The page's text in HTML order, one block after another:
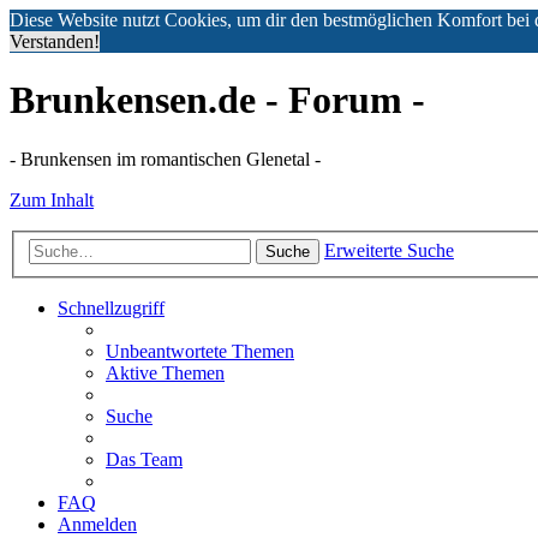
Diese Website nutzt Cookies, um dir den bestmöglichen Komfort bei
Verstanden!
Brunkensen.de - Forum -
- Brunkensen im romantischen Glenetal -
Zum Inhalt
Suche Erweiterte Suche
Schnellzugriff
Unbeantwortete Themen
Aktive Themen
Suche
Das Team
FAQ
Anmelden